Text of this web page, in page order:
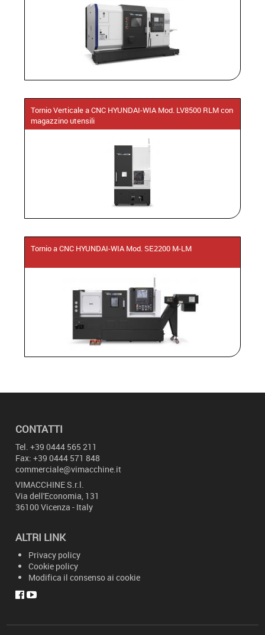
Tornio Verticale a CNC HYUNDAI-WIA Mod. LV8500 RLM con
magazzino utensili
Tornio a CNC HYUNDAI-WIA Mod. SE2200 M-LM
CONTATTI
Tel. +39 0444 565 211
Fax: +39 0444 571 848
commerciale@vimacchine.it
VIMACCHINES.r.l.
Via dell'Economia, 131
36100 Vicenza - Italy
ALTRI LINK
Privacy policy
Cookie policy
Modifica il consenso ai cookie